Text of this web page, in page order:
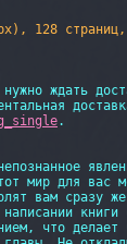
ждать
.
мир для вас
вам сразу
что